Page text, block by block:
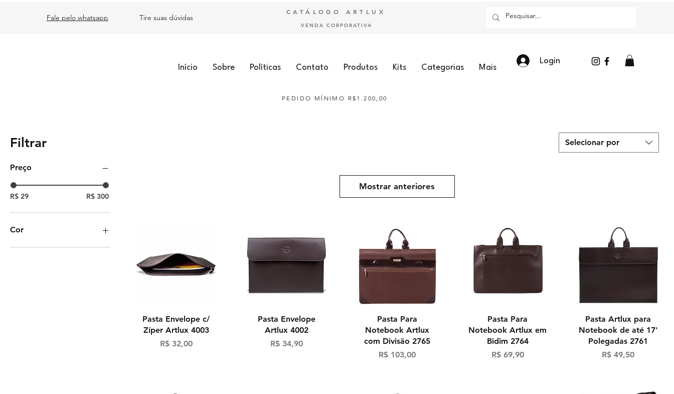
Login
Fale pelo whatsapp Tire suas dúvidas
CATÁLOGO ARTLUX
VENDA CORPORATIVA
Início Sobre Políticas Contato Produtos Kits Categorias Mais
PEDIDO MÍNIMO R$1.200,00
Filtrar
Preço
R$ 29 R$ 300
Cor
Selecionar por
Mostrar anteriores
Visualização rápida
Pasta Envelope c/
Zíper Artlux 4003
Preço
R$ 32,00
Visualização rápida
Pasta Envelope
Artlux 4002
Preço
R$ 34,90
Visualização rápida
Pasta Para
Notebook Artlux
com Divisão 2765
Preço
R$ 103,00
Visualização rápida
Pasta Para
Notebook Artlux em
Bidim 2764
Preço
R$ 69,90
Visualização rápida
Pasta Artlux para
Notebook de até 17'
Polegadas 2761
Preço
R$ 49,50